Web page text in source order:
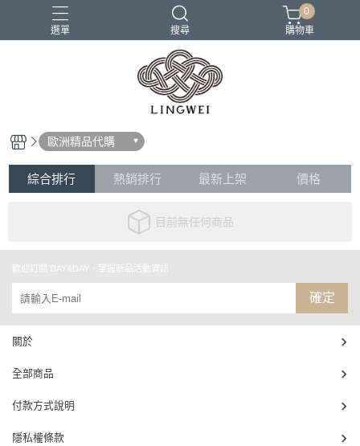
選單 搜尋
最美筆電包 筆電包
0
購物車
歐洲精品代購
綜合排行 熱銷排行 最新上架 價格
目前無任何商品
歡迎訂閱 DAY&DAY，掌握新品活動資訊
確定
關於
全部商品
付款方式說明
隱私權條款